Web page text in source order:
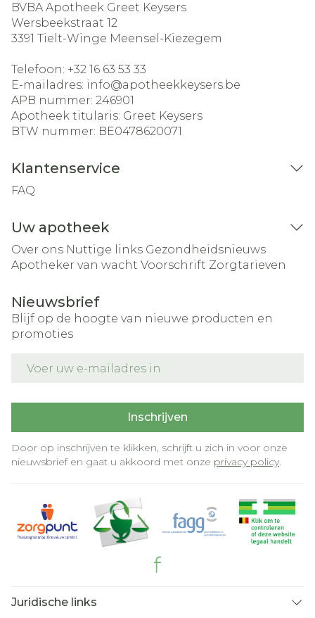
BVBA Apotheek Greet Keysers
Wersbeekstraat 12
3391 Tielt-Winge Meensel-Kiezegem
Telefoon: +32 16 63 53 33
E-mailadres: info@apotheekkeysers.be
APB nummer: 246901
Apotheek titularis: Greet Keysers
BTW nummer: BE0478620071
Klantenservice
FAQ
Uw apotheek
Over ons Nuttige links Gezondheidsnieuws
Apotheker van wacht Voorschrift Zorgtarieven
Nieuwsbrief
Blijf op de hoogte van nieuwe producten en
promoties
Inschrijven
Door op inschrijven te klikken, schrijft u zich in voor onze
nieuwsbrief en gaat u akkoord met onze privacy policy.
Juridische links